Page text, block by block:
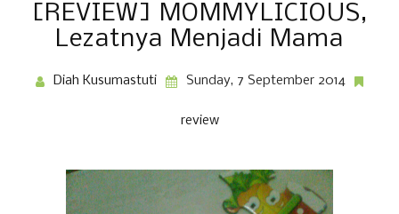
[REVIEW] MOMMYLICIOUS,
Lezatnya Menjadi Mama
Diah Kusumastuti Sunday, 7 September 2014
review